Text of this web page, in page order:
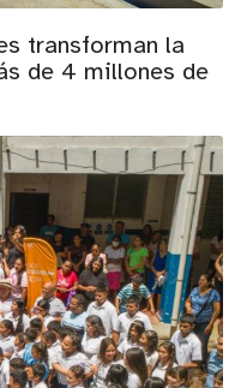
transforman la
de 4 millones de